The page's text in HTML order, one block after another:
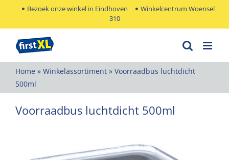
Bezoek onze winkel in Eindhoven
Winkelcentrum Woensel
310
Home » Winkelassortiment » Voorraadbus luchtdicht
500ml
Voorraadbus luchtdicht 500ml